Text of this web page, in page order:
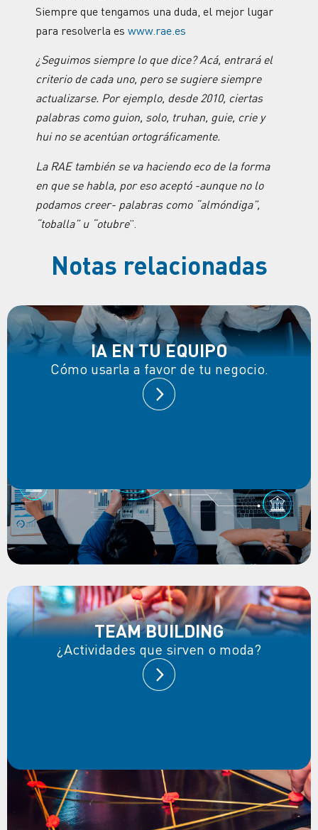
Siempre que tengamos una duda, el mejor lugar
para resolverla es www.rae.es
¿Seguimos siempre lo que dice? Acá, entrará el
criterio de cada uno, pero se sugiere siempre
actualizarse. Por ejemplo, desde 2010, ciertas
palabras como guion, solo, truhan, guie, crie y
hui no se acentúan ortográficamente.
La RAE también se va haciendo eco de la forma
en que se habla, por eso aceptó -aunque no lo
podamos creer- palabras como “almóndiga”,
“toballa” u “otubre”.
Notas relacionadas
IA EN TU EQUIPO
Cómo usarla a favor de tu negocio.
TEAM BUILDING
¿Actividades que sirven o moda?